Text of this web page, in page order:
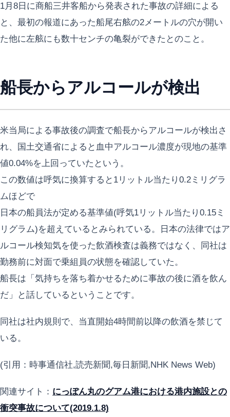
1月8日に商船三井客船から発表された事故の詳細による
と、最初の報道にあった船尾右舷の2メートルの穴が開い
た他に左舷にも数十センチの亀裂ができたとのこと。
船長からアルコールが検出
米当局による事故後の調査で船長からアルコールが検出さ
れ、国土交通省によると血中アルコール濃度が現地の基準
値0.04%を上回っていたという。
この数値は呼気に換算すると1リットル当たり0.2ミリグラ
ムほどで
日本の船員法が定める基準値(呼気1リットル当たり0.15ミ
リグラム)を超えているとみられている。日本の法律ではア
ルコール検知気を使った飲酒検査は義務ではなく、同社は
勤務前に対面で乗組員の状態を確認していた。
船長は「気持ちを落ち着かせるために事故の後に酒を飲ん
だ」と話しているということです。
同社は社内規則で、当直開始4時間前以降の飲酒を禁じて
いる。
(引用：時事通信社,読売新聞,毎日新聞,NHK News Web)
関連サイト： にっぽん丸のグアム港における港内施設との
衝突事故について(2019.1.8)